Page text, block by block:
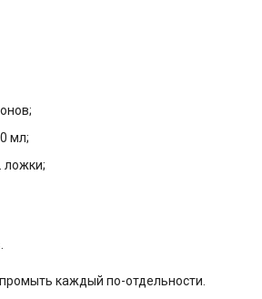
мл;
ложки;
каждый по-отдельности.